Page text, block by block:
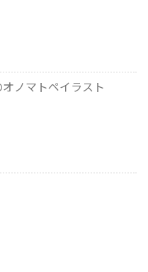
オノマトペイラスト